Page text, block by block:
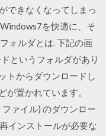
できなくなってしまっ
を快適に、そ
ォルダとは. 下記の画
というフォルダがあり
トからダウンロードし
が置かれています。
ァイル) のダウンロー
インストールが必要な